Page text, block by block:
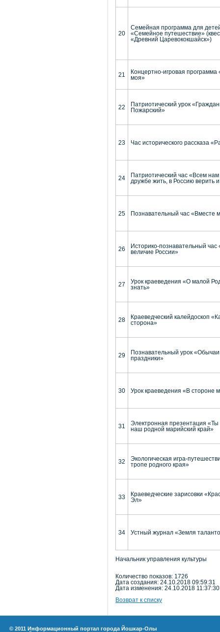
20
Семейная программа для
«Семейное путешествие»
«Древний Царевококшайск»)
21
Концертно-игровая программа
моя»
22
Патриотический урок
Пожарский»
23 Час исторического рассказа
24
Патриотический час «Всем нам
дружбе жить, в Россию верить
25 Познавательный час «Вместе
26
Историко-познавательный час
величие России»
27
Урок краеведения «О малой
знать»
28
Краеведческий калейдоскоп
сторона»
29
Познавательный урок
праздники»
30 Урок краеведения «В стороне
31
Электронная презентация «Ты
наш родной марийский край»
32
Экологическая игра-
тропе родного края»
33
Краеведческие зарисовки
Эл»
34 Устный журнал «Земля
Начальник управления
Количество показов: 1726
Дата создания: 24.10.2018 09:59:31
Дата изменения: 24.10.2018 11:37:30
Возврат к списку
© 2011 Информационный портал города Йошкар-Олы